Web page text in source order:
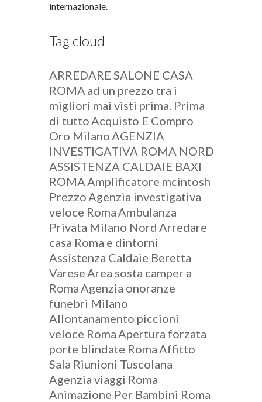
internazionale.
Tag cloud
ARREDARE SALONE CASA
ROMA ad un prezzo tra i
migliori mai visti prima. Prima
di tuttoAcquisto E Compro
Oro MilanoAGENZIA
INVESTIGATIVA ROMA NORD
ASSISTENZA CALDAIE BAXI
ROMAAmplificatore mcintosh
PrezzoAgenzia investigativa
veloce RomaAmbulanza
Privata Milano Nord Arredare
casa Roma e dintorni
Assistenza Caldaie Beretta
VareseArea sosta camper a
RomaAgenzia onoranze
funebri Milano
Allontanamento piccioni
veloce RomaApertura forzata
porte blindate RomaAffitto
Sala Riunioni Tuscolana
Agenzia viaggi Roma
Animazione Per Bambini Roma